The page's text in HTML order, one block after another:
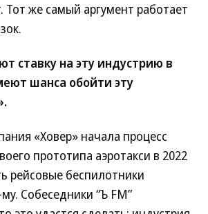
Тот же самый аргумент работает
ставку на эту индустрию в
шанса обойти эту
«Ховер» начала процесс
прототипа аэротакси в 2022
рейсовые беспилотники
Собеседники “Ъ FM”